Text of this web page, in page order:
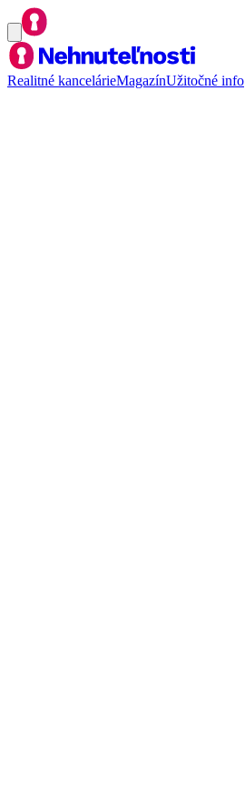
Realitné kancelárieMagazínUžitočné info